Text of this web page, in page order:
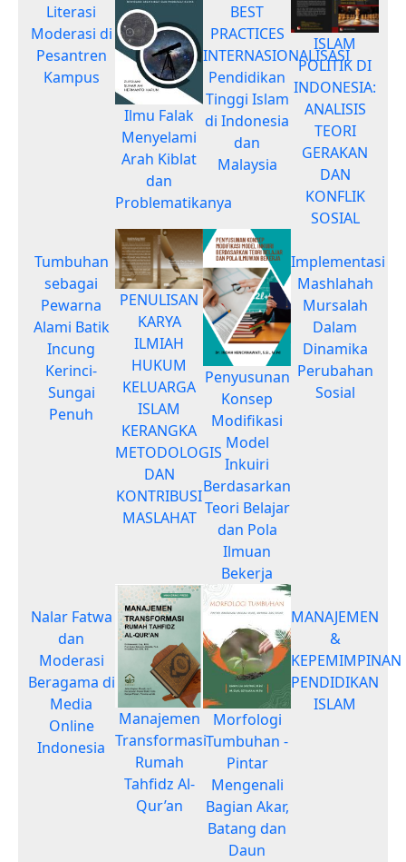
Literasi
Moderasi di
Pesantren
Kampus
Ilmu Falak
Menyelami
Arah Kiblat
dan
Problematikanya
BEST
PRACTICES
INTERNASIONALISASI
Pendidikan
Tinggi Islam
di Indonesia
dan
Malaysia
ISLAM
POLITIK DI
INDONESIA:
ANALISIS
TEORI
GERAKAN
DAN
KONFLIK
SOSIAL
Tumbuhan
sebagai
Pewarna
Alami Batik
Incung
Kerinci-
Sungai
Penuh
PENULISAN
KARYA
ILMIAH
HUKUM
KELUARGA
ISLAM
KERANGKA
METODOLOGIS
DAN
KONTRIBUSI
MASLAHAT
Penyusunan
Konsep
Modifikasi
Model
Inkuiri
Berdasarkan
Teori Belajar
dan Pola
Ilmuan
Bekerja
Implementasi
Mashlahah
Mursalah
Dalam
Dinamika
Perubahan
Sosial
Nalar Fatwa
dan
Moderasi
Beragama di
Media
Online
Indonesia
Manajemen
Transformasi
Rumah
Tahfidz Al-
Qur’an
Morfologi
Tumbuhan -
Pintar
Mengenali
Bagian Akar,
Batang dan
Daun
MANAJEMEN
&
KEPEMIMPINAN
PENDIDIKAN
ISLAM